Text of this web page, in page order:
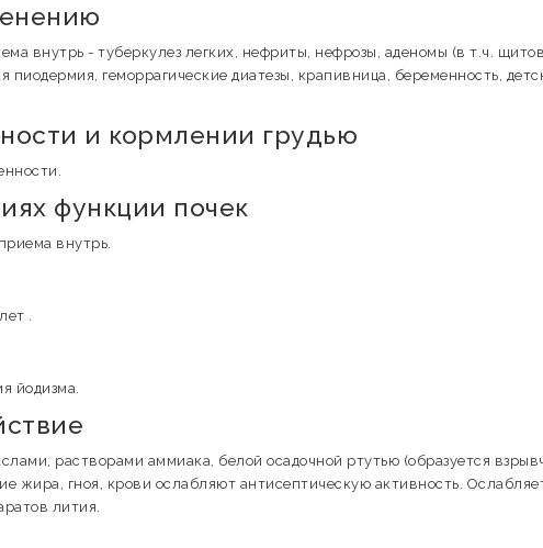
внутрь - туберкулез легких, нефриты, нефрозы, аденомы (в т.ч.
пиодермия, геморрагические диатезы, крапивница, беременность,
и кормлении грудью
функции почек
внутрь.
.
йодизма.
растворами аммиака, белой осадочной ртутью (образуется
жира, гноя, крови ослабляют антисептическую активность.
лития.